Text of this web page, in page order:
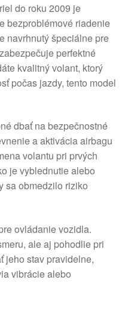
do roku 2009 je
bezproblémové riadenie
navrhnutý špeciálne pre
perfektné
kvalitný volant, ktorý
počas jazdy, tento model
dbať na bezpečnostné
a aktivácia airbagu
volantu pri prvých
je vyblednutie alebo
sa obmedzilo riziko
ovládanie vozidla.
ale aj pohodlie pri
jeho stav pravidelne,
vibrácie alebo